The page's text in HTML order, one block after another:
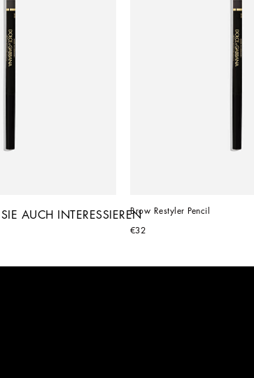
Brow Restyler Pencil
€32
AUCH INTERESSIEREN